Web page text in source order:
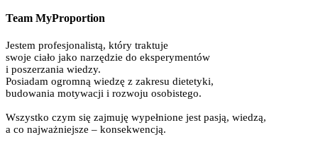
Team MyProportion
Jestem profesjonalistą, który traktuje
swoje ciało jako narzędzie do eksperymentów
i poszerzania wiedzy.
Posiadam ogromną wiedzę z zakresu dietetyki,
budowania motywacji i rozwoju osobistego.
Wszystko czym się zajmuję wypełnione jest pasją, wiedzą,
a co najważniejsze – konsekwencją.